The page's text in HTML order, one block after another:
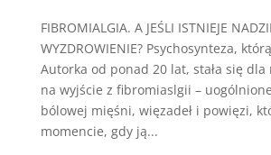
FIBROMIALGIA. A JEŚLI ISTNIEJE
WYZDROWIENIE? Psychosynteza,
Autorka od ponad 20 lat, stała się
na wyjście z fibromiaslgii –
bólowej mięśni, więzadeł i powięzi,
momencie, gdy ją...